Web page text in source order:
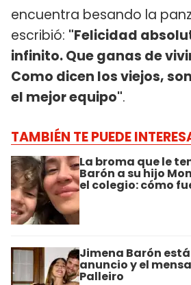
encuentra besando la
escribió: "Felicidad
infinito. Que ganas de
Como dicen los viejos,
el mejor equipo".
TAMBIÉN TE PUEDE
La broma que le
Barón a su hijo
el colegio: cómo
Jimena Barón
anuncio y el
Palleiro